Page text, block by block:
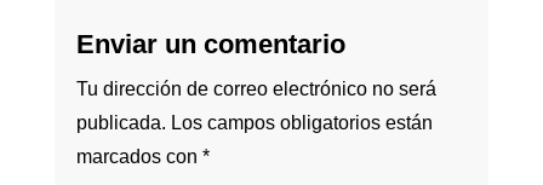
Enviar un comentario
Tu dirección de correo electrónico no será
publicada. Los campos obligatorios están
marcados con *